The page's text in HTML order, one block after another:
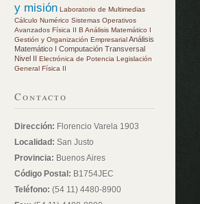
y misión Laboratorio de Multimedias
Cálculo Numérico Sistemas Operativos
Avanzados Física II B Análisis Matemático I
Gestión y Organización EmpresarialAnálisis
Matemático I Computación Transversal
Nivel II Electrónica de Potencia Legislación
General Física II
Contacto
Dirección: Florencio Varela 1903
Localidad: San Justo
Provincia: Buenos Aires
Código Postal: B1754JEC
Teléfono: (54 11) 4480-8900